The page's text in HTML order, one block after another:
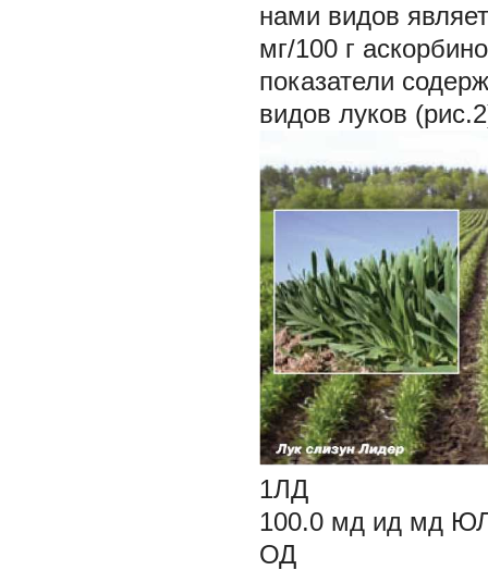
нами видов
мг/100 г
показатели
видов луков
1ЛД
100.0 мд ид мд
ОД